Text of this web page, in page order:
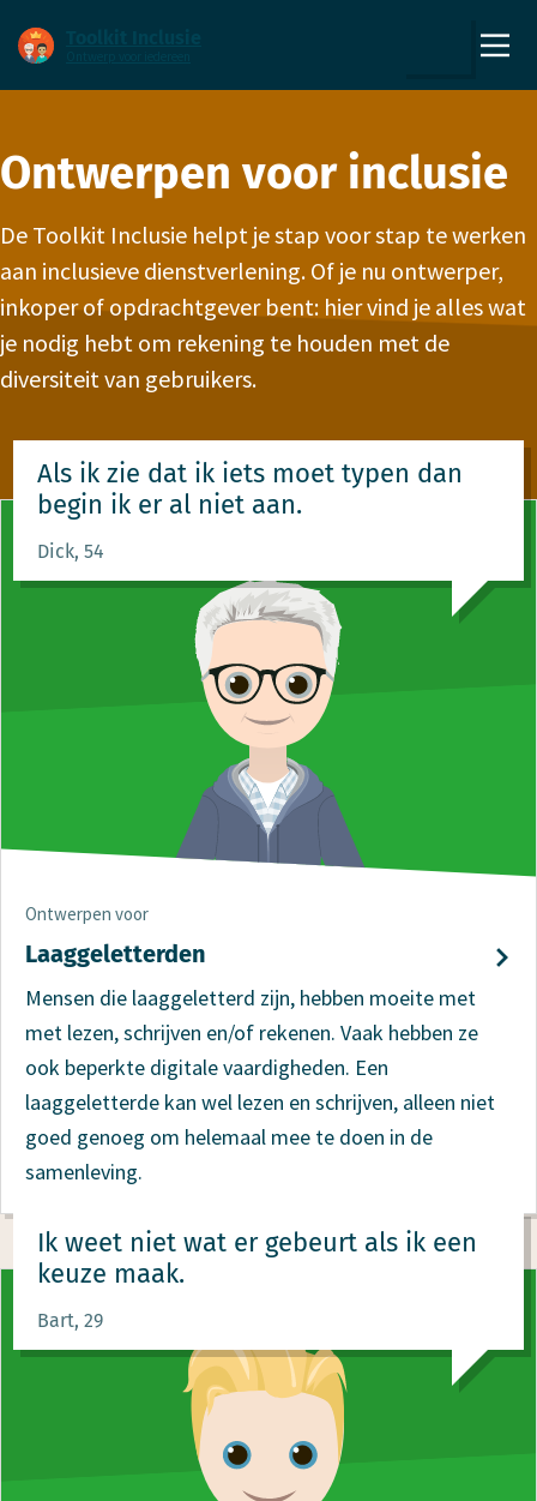
naar
Ontwerpen voor inclusie
De Toolkit Inclusie helpt je stap voor stap te werken
aan inclusieve dienstverlening. Of je nu ontwerper,
inkoper of opdrachtgever bent: hier vind je alles wat
je nodig hebt om rekening te houden met de
diversiteit van gebruikers.
Laag­geletterden
Ontwerpen voor
Mensen die laaggeletterd zijn, hebben moeite met
met lezen, schrijven en/of rekenen. Vaak hebben ze
ook beperkte digitale vaardigheden. Een
laaggeletterde kan wel lezen en schrijven, alleen niet
goed genoeg om helemaal mee te doen in de
samenleving.
Als ik zie dat ik iets moet typen dan
begin ik er al niet aan.
Dick, 54
Ik weet niet wat er gebeurt als ik een
keuze maak.
Bart, 29